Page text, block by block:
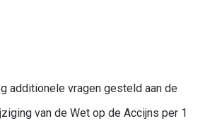
additionele vragen gesteld aan de
van de Wet op de Accijns per 1